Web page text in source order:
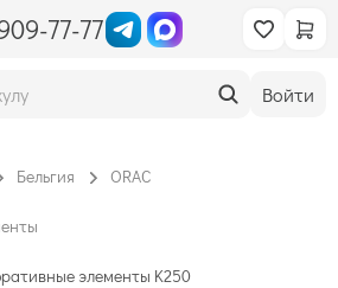
77-77
Войти
Бельгия ORAC
элементы K250